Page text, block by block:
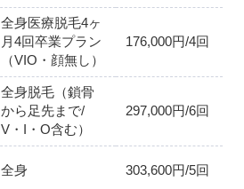
全身医療脱毛4ヶ
月4回卒業プラン
（VIO・顔無し）
176,000円/4回
全身脱毛（鎖骨
から足先まで/
V・I・O含む）
297,000円/6回
全身 303,600円/5回